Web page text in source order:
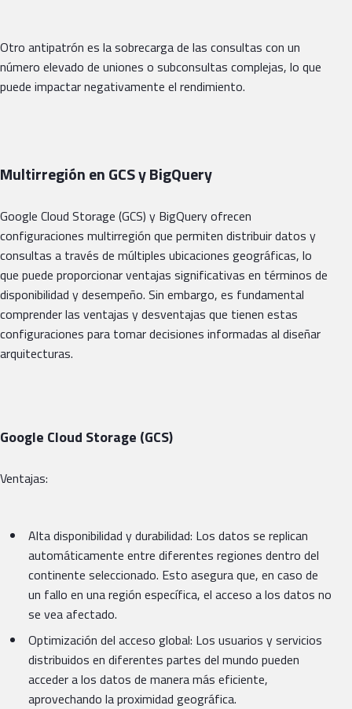
Otro antipatrón es la sobrecarga de las consultas con un
número elevado de uniones o subconsultas complejas, lo que
puede impactar negativamente el rendimiento.
Multirregión en GCS y BigQuery
Google Cloud Storage (GCS) y BigQuery ofrecen
configuraciones multirregión que permiten distribuir datos y
consultas a través de múltiples ubicaciones geográficas, lo
que puede proporcionar ventajas significativas en términos de
disponibilidad y desempeño. Sin embargo, es fundamental
comprender las ventajas y desventajas que tienen estas
configuraciones para tomar decisiones informadas al diseñar
arquitecturas.
Google Cloud Storage (GCS)
Ventajas:
Alta disponibilidad y durabilidad: Los datos se replican
automáticamente entre diferentes regiones dentro del
continente seleccionado. Esto asegura que, en caso de
un fallo en una región específica, el acceso a los datos no
se vea afectado.
Optimización del acceso global: Los usuarios y servicios
distribuidos en diferentes partes del mundo pueden
acceder a los datos de manera más eficiente,
aprovechando la proximidad geográfica.